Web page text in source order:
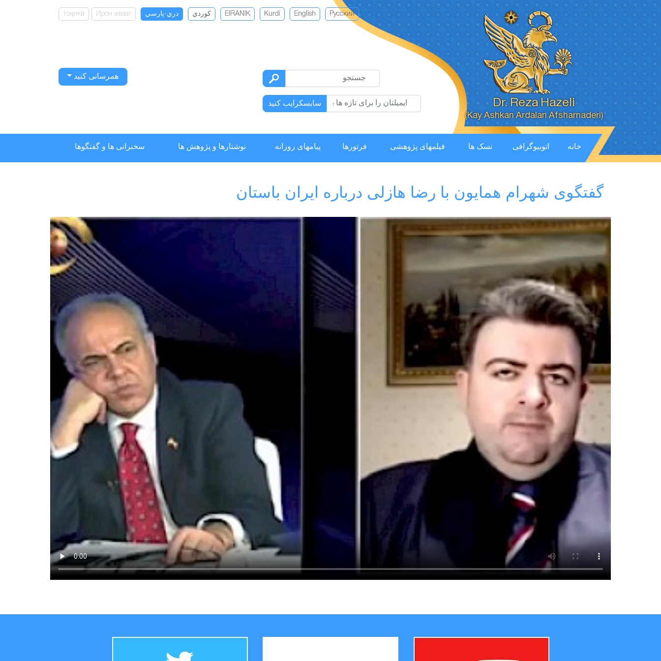
Dr. Reza Hazeli
(Kay Ashkan Ardalan Afsharnaderi)
Русский
English
Kurdi
EIRANIK كوردي دري-پارسي Ирон ӕвзаг
тоҷикӣ
سابسکرایب کنید
همرسانی کنید
خانه اتوبیوگرافی نسک ها فیلمهای پژوهشی فرتورها پیامهای روزانه نوشتارها و پژوهش ها سخنرانی ها و گفتگوها
گفتگوی شهرام همایون با رضا هازلی درباره ایران باستان